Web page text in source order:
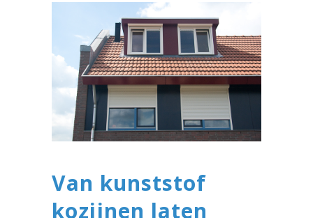
Van kunststof
kozijnen laten